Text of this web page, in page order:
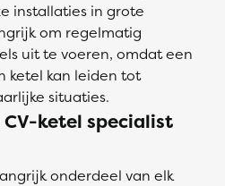
installaties in grote
om regelmatig
uit te voeren, omdat een
ketel kan leiden tot
situaties.
CV-ketel specialist
onderdeel van elk